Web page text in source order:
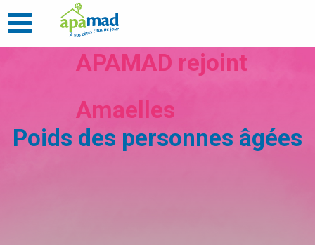
APAMAD rejoint
Amaelles
Poids des personnes âgées